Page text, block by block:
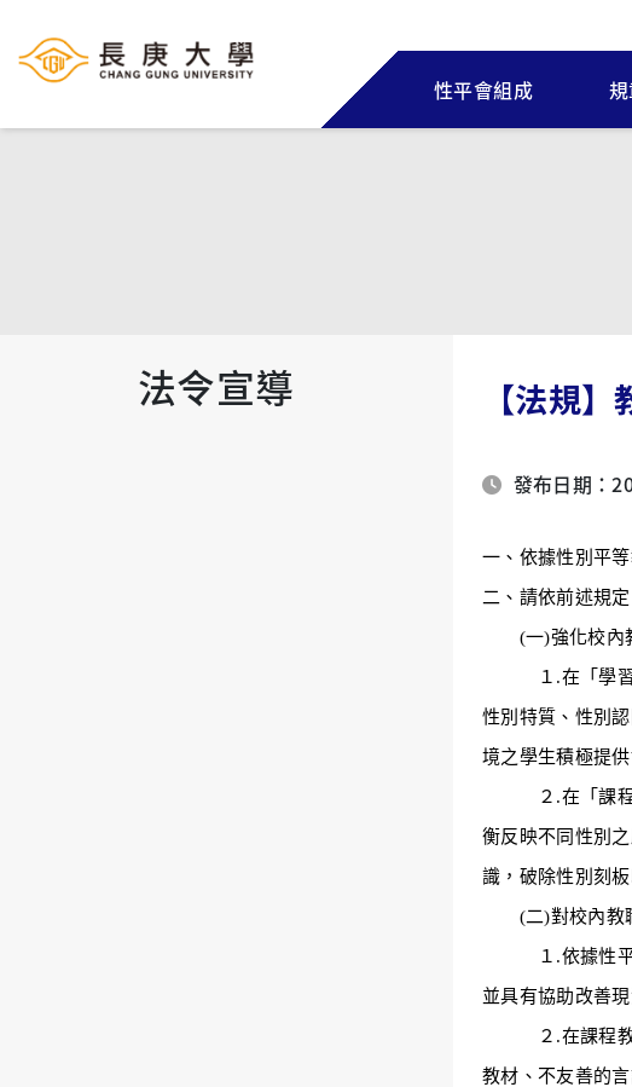
性平會組成
法令宣導 【法規
發布日期：
一、依據性別平
二、請依前述規
(一)強化校內
１.在「學習環
性別特質、性別
境之學生積極提
２.在「課程、
衡反映不同性別
識，破除性別刻
(二)對校內教
１.依據性平法
並具有協助改善現
２.在課程教學
教材、不友善的言